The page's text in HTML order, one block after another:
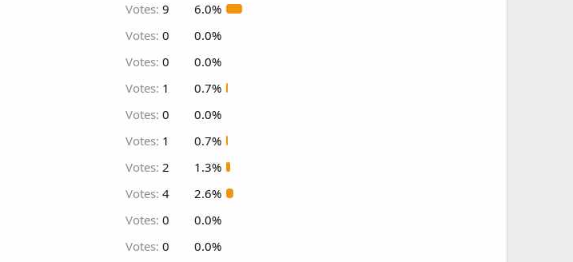
Votes: 9
6.0%
Votes: 0
0.0%
Votes: 0
0.0%
Votes: 1
0.7%
Votes: 0
0.0%
Votes: 1
0.7%
Votes: 2
1.3%
Votes: 4
2.6%
Votes: 0
0.0%
Votes: 0
0.0%